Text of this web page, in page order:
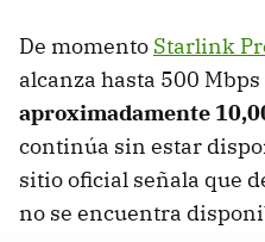
De momento Starlink
alcanza hasta 500
aproximadamente
continúa sin estar
sitio oficial señala que
no se encuentra